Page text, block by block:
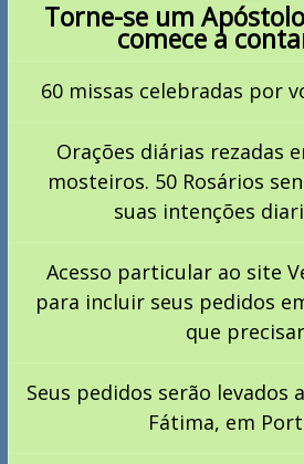
Torne-se um
comece a
60 missas celebradas por
Orações diárias rezadas
mosteiros. 50 Rosários
suas intenções
Acesso particular ao site
para incluir seus pedidos
que
Seus pedidos serão levados
Fátima, em